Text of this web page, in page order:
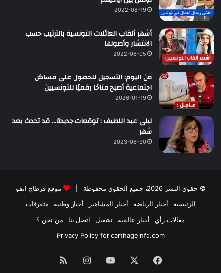
2022-08-19
أشهر ألقاب العائلات التونسية بالترتيب حسب
الانتشار وأصولها
2022-06-05
من اليوم: التسجيل للحصول على مساكن
اجتماعية أصبح متاحًا رقميًا للتونسيين
2026-01-19
ليلى عبد اللطيف : توقعات جديدة… قد تحدث بعد
شهر
2023-06-30
© حقوق النشر 2026، جميع الحقوق محفوظة |
موقع قرطاج انفو
الرئيسية
أخبار الرياضة أخبار المشاهير أخبار وطنية
متفرقات
مقالات رأي
أخبار عالمية تشغيل اتصل بنا
من نحن ؟
Privacy Policy for carthageinfo.com
فيسبوك ‫YouTubeانستقرام